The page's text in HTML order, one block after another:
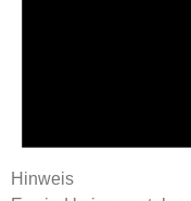
Hinweis